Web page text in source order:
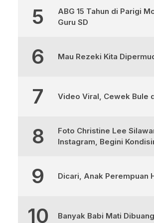
5
ABG 15 Tahun di Parigi
Guru SD
6 Mau Rezeki Kita
7 Video Viral, Cewek Bule
8
Foto Christine Lee
Instagram, Begini
9 Dicari, Anak Perempuan
10 Banyak Babi Mati